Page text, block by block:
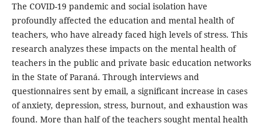
The COVID-19 pandemic and social isolation have
profoundly affected the education and mental health of
teachers, who have already faced high levels of stress. This
research analyzes these impacts on the mental health of
teachers in the public and private basic education networks
in the State of Paraná. Through interviews and
questionnaires sent by email, a significant increase in cases
of anxiety, depression, stress, burnout, and exhaustion was
found. More than half of the teachers sought mental health